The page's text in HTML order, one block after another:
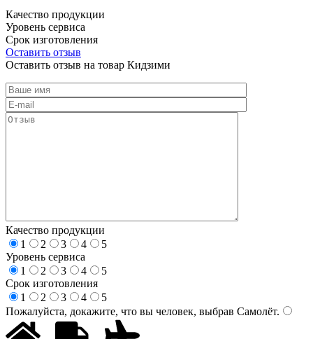
Качество продукции
Уровень сервиса
Срок изготовления
Оставить отзыв
Оставить отзыв на товар Кидзими
Качество продукции
1
2 3 4
5
Уровень сервиса
1
2 3 4
5
Срок изготовления
1
2 3 4
5
Пожалуйста, докажите, что вы человек, выбрав Самолёт.